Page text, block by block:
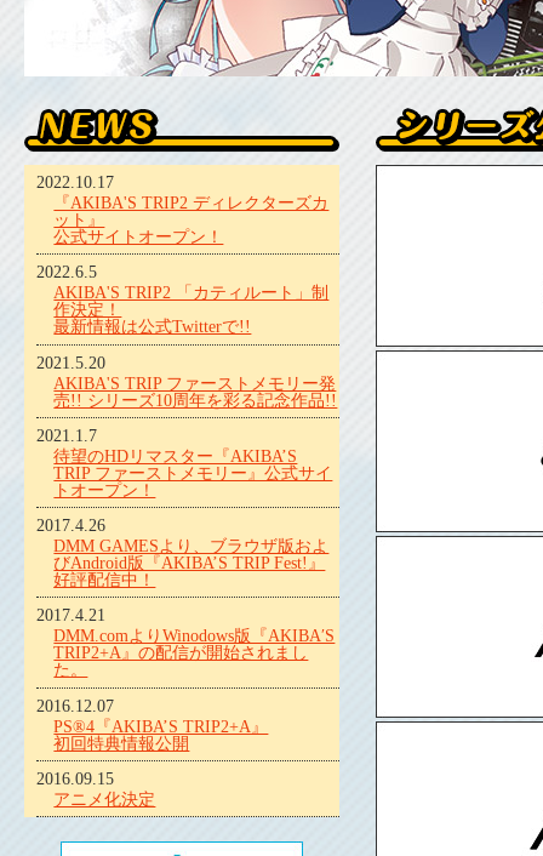
2022.10.17
『AKIBA'S TRIP2 ディレクターズカ
ット』
公式サイトオープン！
2022.6.5
AKIBA'S TRIP2 「カティルート」制
作決定！
最新情報は公式Twitterで!!
2021.5.20
AKIBA'S TRIP ファーストメモリー発
売!! シリーズ10周年を彩る記念作品!!
2021.1.7
待望のHDリマスター『AKIBA’S
TRIP ファーストメモリー』公式サイ
トオープン！
2017.4.26
DMM GAMESより、ブラウザ版およ
びAndroid版『AKIBA’S TRIP Fest!』
好評配信中！
2017.4.21
DMM.comよりWinodows版『AKIBA′S
TRIP2+A』の配信が開始されまし
た。
2016.12.07
PS®4『AKIBA’S TRIP2+A』
初回特典情報公開
2016.09.15
アニメ化決定